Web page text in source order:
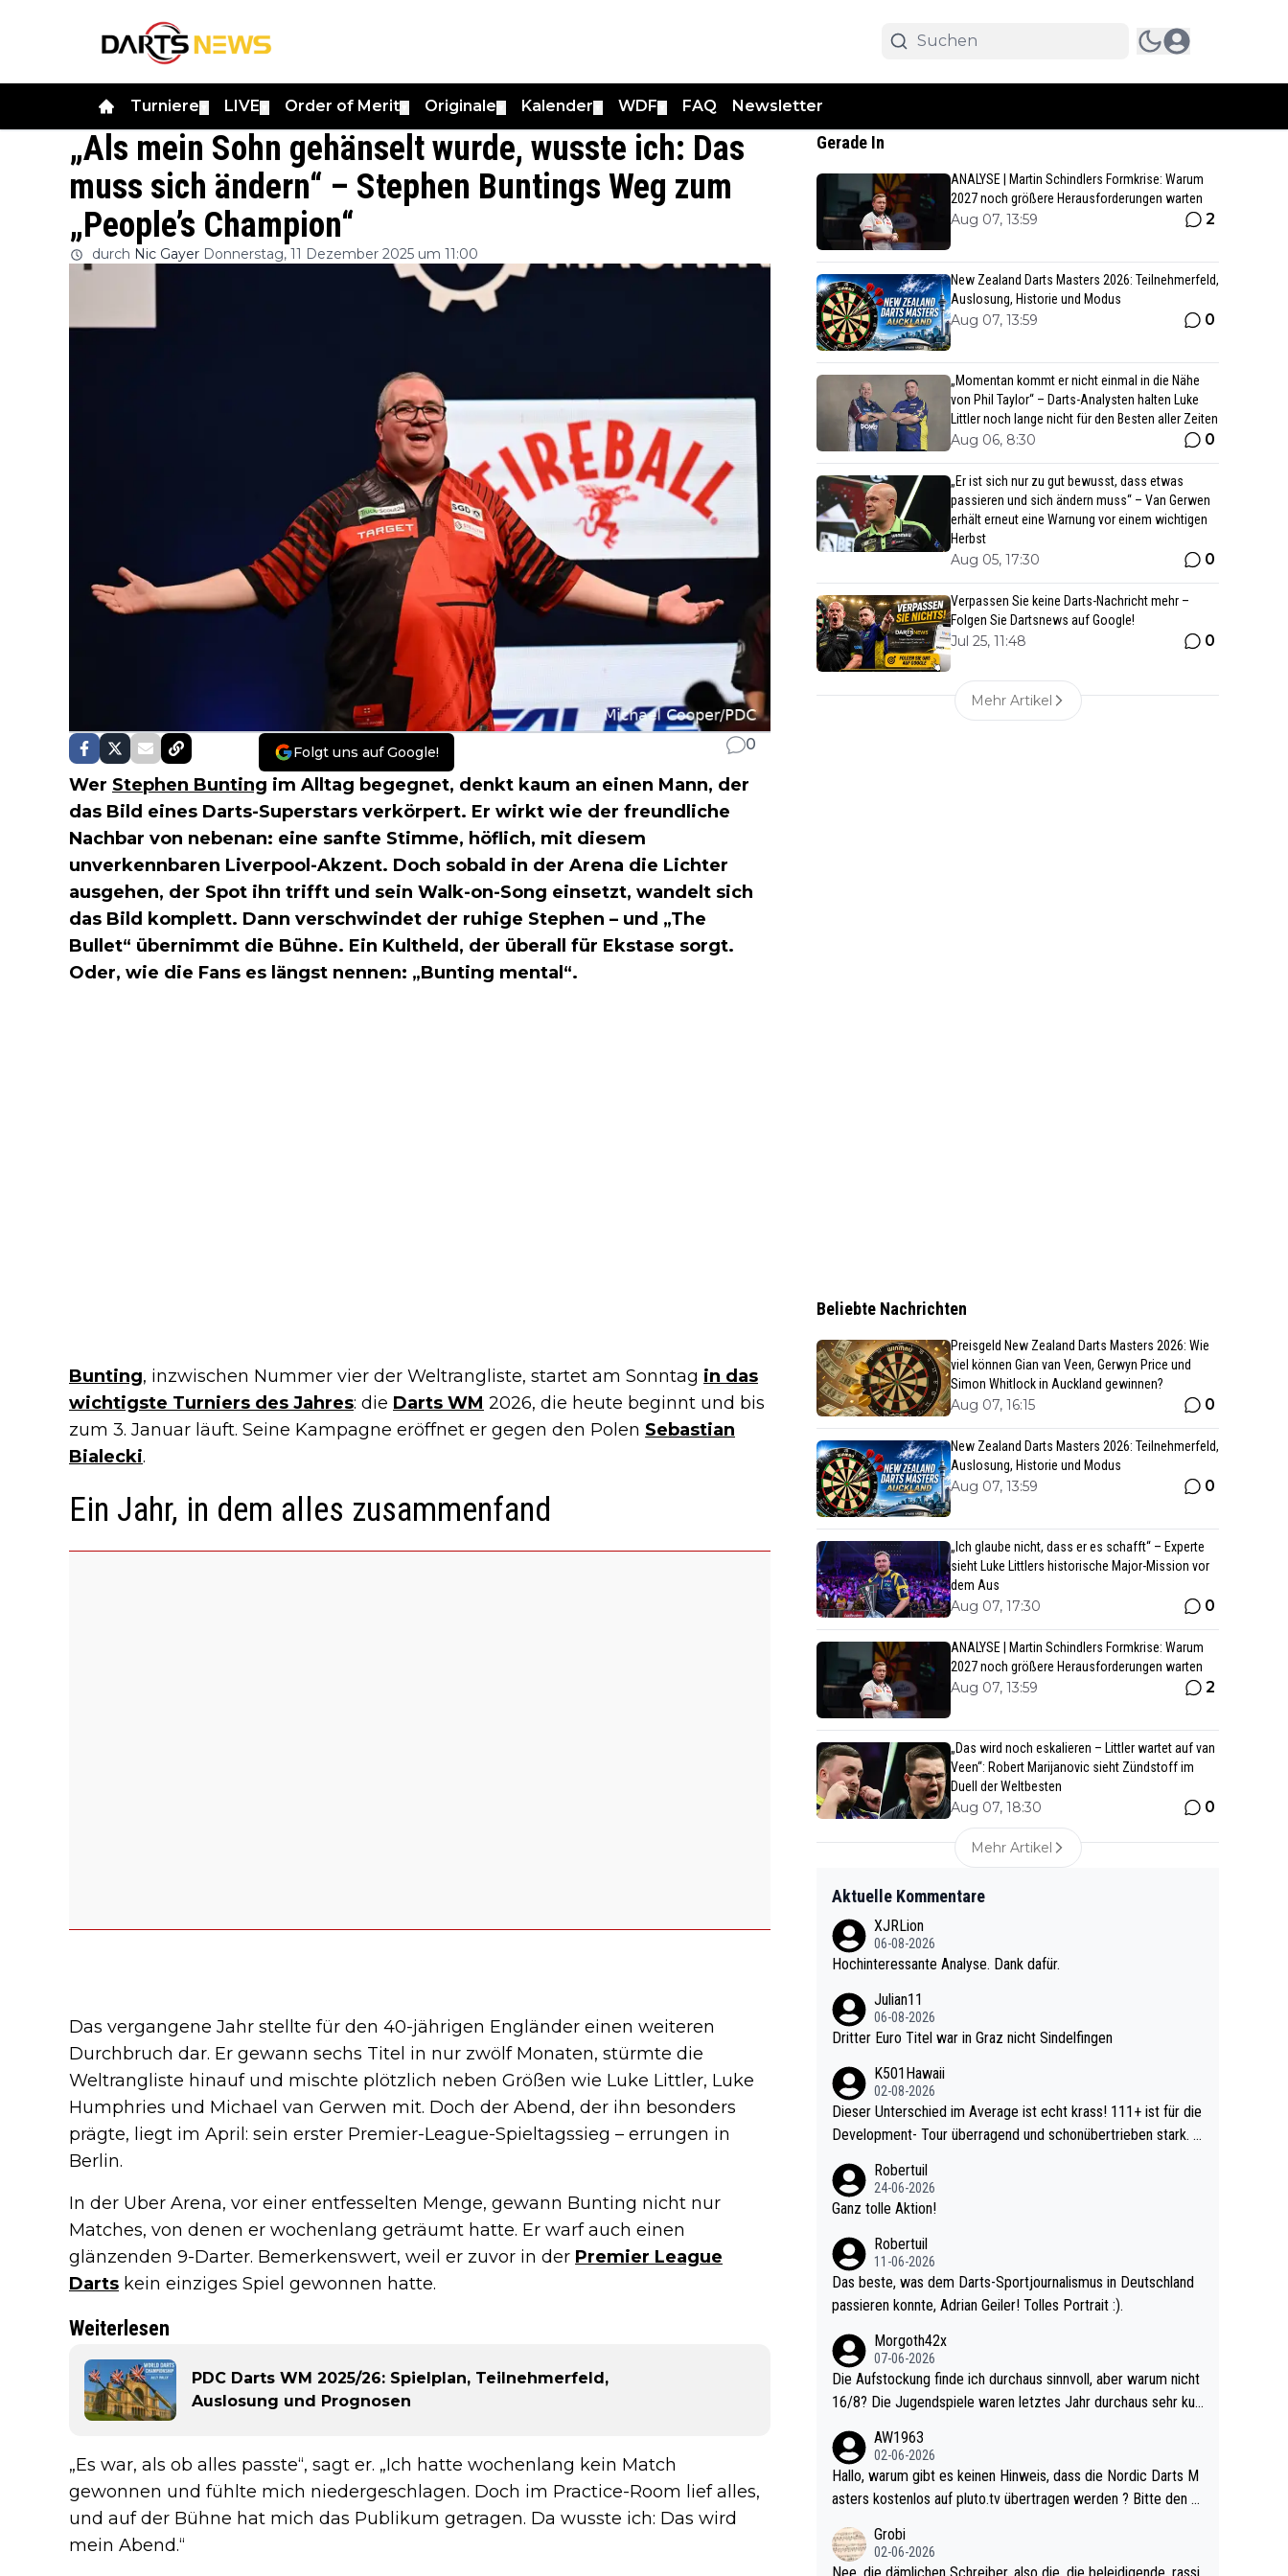
Turniere LIVE Order of Merit Originale Kalender WDF FAQ Newsletter
„Als mein Sohn gehänselt wurde, wusste ich: Das
muss sich ändern“ – Stephen Buntings Weg zum
„People’s Champion“
durch Nic Gayer Donnerstag, 11 Dezember 2025 um 11:00
Folgt uns auf Google! 0
Wer Stephen Bunting im Alltag begegnet, denkt kaum an einen Mann, der
das Bild eines Darts-Superstars verkörpert. Er wirkt wie der freundliche
Nachbar von nebenan: eine sanfte Stimme, höflich, mit diesem
unverkennbaren Liverpool-Akzent. Doch sobald in der Arena die Lichter
ausgehen, der Spot ihn trifft und sein Walk-on-Song einsetzt, wandelt sich
das Bild komplett. Dann verschwindet der ruhige Stephen – und „The
Bullet“ übernimmt die Bühne. Ein Kultheld, der überall für Ekstase sorgt.
Oder, wie die Fans es längst nennen: „Bunting mental“.
Bunting, inzwischen Nummer vier der Weltrangliste, startet am Sonntag in das
wichtigste Turniers des Jahres: die Darts WM 2026, die heute beginnt und bis
zum 3. Januar läuft. Seine Kampagne eröffnet er gegen den Polen Sebastian
Bialecki.
Ein Jahr, in dem alles zusammenfand
Das vergangene Jahr stellte für den 40-jährigen Engländer einen weiteren
Durchbruch dar. Er gewann sechs Titel in nur zwölf Monaten, stürmte die
Weltrangliste hinauf und mischte plötzlich neben Größen wie Luke Littler, Luke
Humphries und Michael van Gerwen mit. Doch der Abend, der ihn besonders
prägte, liegt im April: sein erster Premier-League-Spieltagssieg – errungen in
Berlin.
In der Uber Arena, vor einer entfesselten Menge, gewann Bunting nicht nur
Matches, von denen er wochenlang geträumt hatte. Er warf auch einen
glänzenden 9-Darter. Bemerkenswert, weil er zuvor in der Premier League
Darts kein einziges Spiel gewonnen hatte.
Weiterlesen
PDC Darts WM 2025/26: Spielplan, Teilnehmerfeld,
Auslosung und Prognosen
„Es war, als ob alles passte“, sagt er. „Ich hatte wochenlang kein Match
gewonnen und fühlte mich niedergeschlagen. Doch im Practice-Room lief alles,
und auf der Bühne hat mich das Publikum getragen. Da wusste ich: Das wird
mein Abend.“
Gerade In
ANALYSE | Martin Schindlers Formkrise: Warum
2027 noch größere Herausforderungen warten
Aug 07, 13:59 2
New Zealand Darts Masters 2026: Teilnehmerfeld,
Auslosung, Historie und Modus
Aug 07, 13:59 0
„Momentan kommt er nicht einmal in die Nähe
von Phil Taylor“ – Darts-Analysten halten Luke
Littler noch lange nicht für den Besten aller Zeiten
Aug 06, 8:30 0
„Er ist sich nur zu gut bewusst, dass etwas
passieren und sich ändern muss“ – Van Gerwen
erhält erneut eine Warnung vor einem wichtigen
Herbst
Aug 05, 17:30 0
Verpassen Sie keine Darts-Nachricht mehr –
Folgen Sie Dartsnews auf Google!
Jul 25, 11:48 0
Mehr Artikel
Beliebte Nachrichten
Preisgeld New Zealand Darts Masters 2026: Wie
viel können Gian van Veen, Gerwyn Price und
Simon Whitlock in Auckland gewinnen?
Aug 07, 16:15 0
New Zealand Darts Masters 2026: Teilnehmerfeld,
Auslosung, Historie und Modus
Aug 07, 13:59 0
„Ich glaube nicht, dass er es schafft“ – Experte
sieht Luke Littlers historische Major-Mission vor
dem Aus
Aug 07, 17:30 0
ANALYSE | Martin Schindlers Formkrise: Warum
2027 noch größere Herausforderungen warten
Aug 07, 13:59 2
„Das wird noch eskalieren – Littler wartet auf van
Veen“: Robert Marijanovic sieht Zündstoff im
Duell der Weltbesten
Aug 07, 18:30 0
Mehr Artikel
Aktuelle Kommentare
XJRLion
06-08-2026
Hochinteressante Analyse. Dank dafür.
Julian11
06-08-2026
Dritter Euro Titel war in Graz nicht Sindelfingen
K501Hawaii
02-08-2026
Dieser Unterschied im Average ist echt krass! 111+ ist für die
Development- Tour überragend und schonübertrieben stark. U
e mal 40+ erst recht. Da gewinnst keinen Blumentopf - ist ja n
och krasser wie ein Pokalspiel eines Kreisligisten vs einem Bu
Robertuil
24-06-2026
Ganz tolle Aktion!
Robertuil
11-06-2026
Das beste, was dem Darts-Sportjournalismus in Deutschland
passieren konnte, Adrian Geiler! Tolles Portrait :).
Morgoth42x
07-06-2026
Die Aufstockung finde ich durchaus sinnvoll, aber warum nicht
16/8? Die Jugendspiele waren letztes Jahr durchaus sehr kur
l. Allerdings ist Mitchell Lawrie als Nummer 1 der Welt eh quali
fiziert. Somit ändert die automatische Qualifikation des Weltm
eisters erstmal nichts. Ich denke sie wollen damit für nächste
d wohl wenig WDF Turniere spielen. Dies war bei Archie Self l
etztes Jahr der Fall. Er musste als amtierender Weltmeister d
AW1963
02-06-2026
Hallo, warum gibt es keinen Hinweis, dass die Nordic Darts M
asters kostenlos auf pluto.tv übertragen werden ? Bitte den A
Grobi
02-06-2026